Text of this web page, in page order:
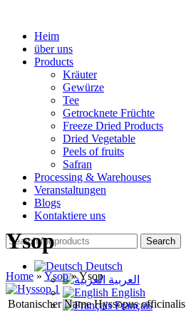
Heim
über uns
Products
Kräuter
Gewürze
Tee
Getrocknete Früchte
Freeze Dried Products
Dried Vegetable
Peels of fruits
Safran
Processing & Warehouses
Veranstaltungen
Blogs
Kontaktiere uns
Search
Deutsch
العربية
English
Français
Ysop
Home » Ysop»Ysop
Botanischer Name Hyssopus officinalis